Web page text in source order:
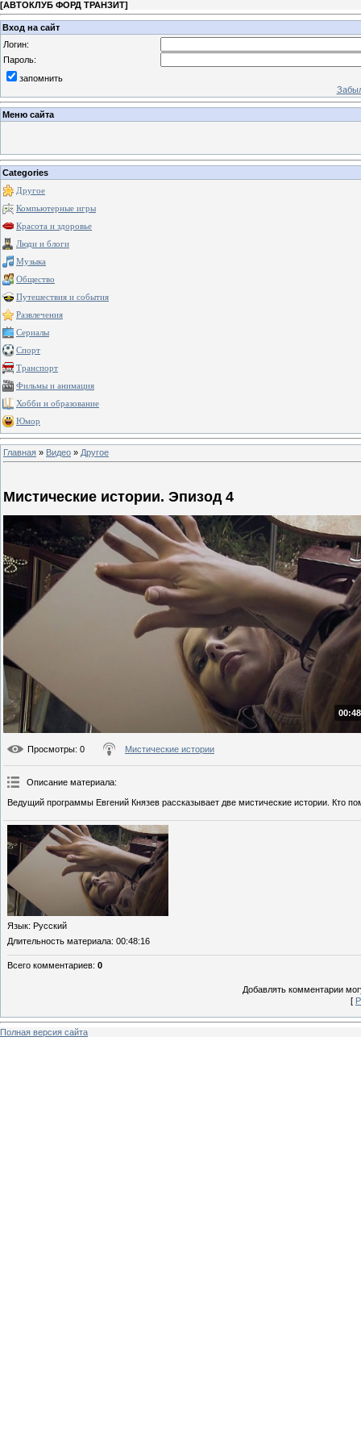
[АВТОКЛУБ ФОРД ТРАНЗИТ]
Вход на сайт
Логин:
Пароль:
запомнить
Меню сайта
Categories
Другое
Компьютерные игры
Красота и здоровье
Люди и блоги
Музыка
Общество
Путешествия и события
Развлечения
Сериалы
Спорт
Транспорт
Фильмы и анимация
Хобби и образование
Юмор
Главная » Видео » Другое
Мистические истории. Эпизод 4
Просмотры: 0 Мистические истории
Описание материала:
Ведущий программы Евгений Князев рассказывает две мистические истории. Кто
Язык: Русский
Длительность материала: 00:48:16
Всего комментариев: 0
Добавлять комментарии
[
Полная версия сайта